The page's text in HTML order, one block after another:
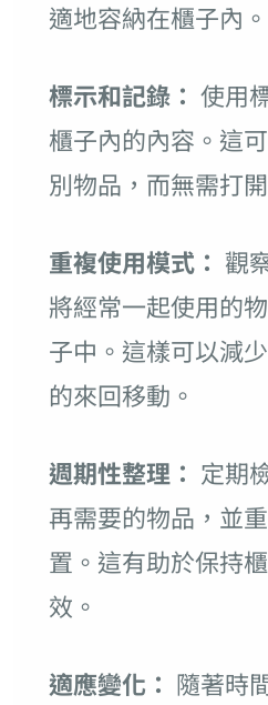
適地容納在櫃子內。
標示和記錄： 使用
櫃子內的內容。這
別物品，而無需打
重複使用模式： 觀
將經常一起使用的
子中。這樣可以減
的來回移動。
週期性整理： 定期
再需要的物品，並
置。這有助於保持
效。
適應變化： 隨著時